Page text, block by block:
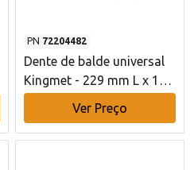
PN 72204482
Dente de balde universal
Kingmet - 229 mm L x 101
mm W x 102 mm H Case
CE
Ver Preço